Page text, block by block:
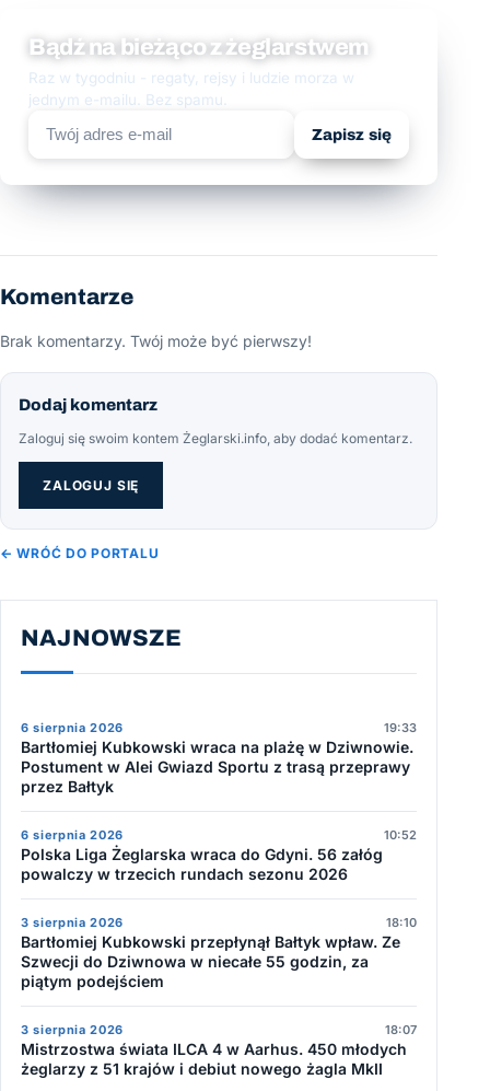
Bądź na bieżąco z żeglarstwem
Raz w tygodniu - regaty, rejsy i ludzie morza w
jednym e-mailu. Bez spamu.
Zapisz się
Komentarze
Brak komentarzy. Twój może być pierwszy!
Dodaj komentarz
Zaloguj się swoim kontem Żeglarski.info, aby dodać komentarz.
ZALOGUJ SIĘ
← WRÓĆ DO PORTALU
NAJNOWSZE
6 sierpnia 2026 19:33
Bartłomiej Kubkowski wraca na plażę w Dziwnowie.
Postument w Alei Gwiazd Sportu z trasą przeprawy
przez Bałtyk
6 sierpnia 2026 10:52
Polska Liga Żeglarska wraca do Gdyni. 56 załóg
powalczy w trzecich rundach sezonu 2026
3 sierpnia 2026 18:10
Bartłomiej Kubkowski przepłynął Bałtyk wpław. Ze
Szwecji do Dziwnowa w niecałe 55 godzin, za
piątym podejściem
3 sierpnia 2026 18:07
Mistrzostwa świata ILCA 4 w Aarhus. 450 młodych
żeglarzy z 51 krajów i debiut nowego żagla MkII